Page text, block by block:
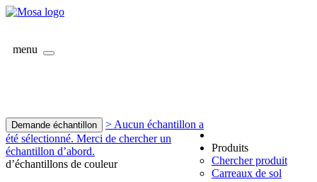
menu
Demande échantillon
> Aucun échantillon a
été sélectionné. Merci de chercher un
échantillon d’abord.
d’échantillons de couleur
Produits
Chercher produit
Carreaux de sol